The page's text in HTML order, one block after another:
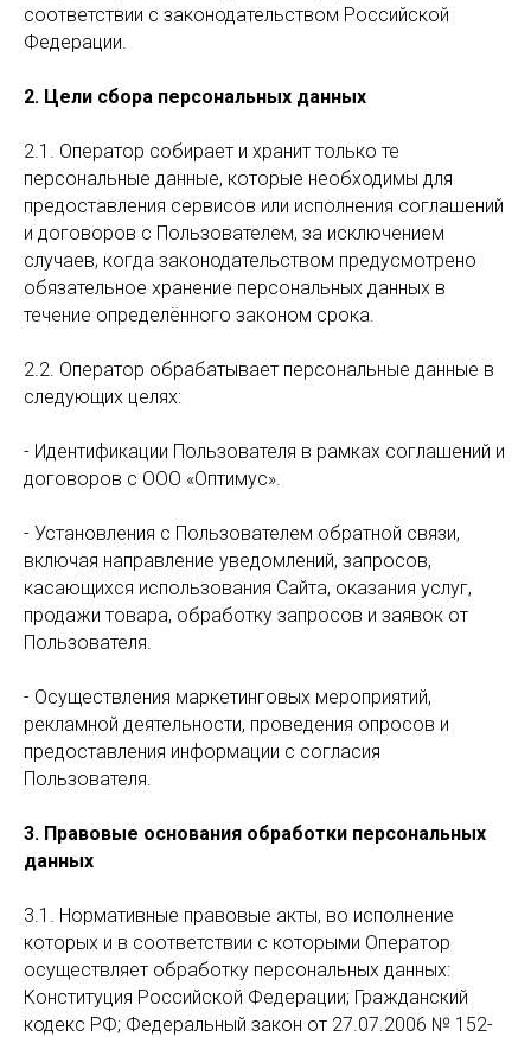
соответствии с законодательством Российской
Федерации.
2. Цели сбора персональных данных
2.1. Оператор собирает и хранит только те
персональные данные, которые необходимы для
предоставления сервисов или исполнения соглашений
и договоров с Пользователем, за исключением
случаев, когда законодательством предусмотрено
обязательное хранение персональных данных в
течение определённого законом срока.
2.2. Оператор обрабатывает персональные данные в
следующих целях:
- Идентификации Пользователя в рамках соглашений и
договоров с ООО «Оптимус».
- Установления с Пользователем обратной связи,
включая направление уведомлений, запросов,
касающихся использования Сайта, оказания услуг,
продажи товара, обработку запросов и заявок от
Пользователя.
- Осуществления маркетинговых мероприятий,
рекламной деятельности, проведения опросов и
предоставления информации с согласия
Пользователя.
3. Правовые основания обработки персональных
данных
3.1. Нормативные правовые акты, во исполнение
которых и в соответствии с которыми Оператор
осуществляет обработку персональных данных:
Конституция Российской Федерации; Гражданский
кодекс РФ; Федеральный закон от 27.07.2006 № 152-